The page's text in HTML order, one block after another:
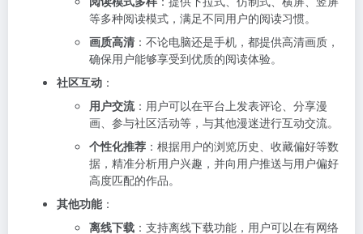
等多种阅读模式，满足不同用户的阅读习惯。
画质高清 ：不论电脑还是手机，都提供高清画质，
确保用户能够享受到优质的阅读体验。
社区互动 ：
用户交流：用户可以在平台上发表评论、分享漫
画、参与社区活动等，与其他漫迷进行互动交流。
个性化推荐 ：根据用户的浏览历史、收藏偏好等数
据，精准分析用户兴趣，并向用户推送与用户偏好
高度匹配的作品。
其他功能：
离线下载 ：支持离线下载功能，用户可以在有网络